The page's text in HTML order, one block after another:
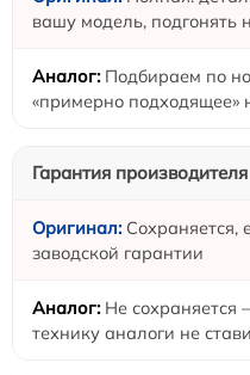
вашу модель, подгонять
Подбираем по
«примерно подходящее»
Гарантия производителя
Сохраняется,
заводской гарантии
Не
технику аналоги не